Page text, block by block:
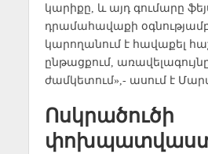
կարիքը, և այդ գումարը
դրամահավաքի
կարողանում է հավաքել
ընթացքում,
ժամկետում»,- ասում է
Ոսկրածուծի